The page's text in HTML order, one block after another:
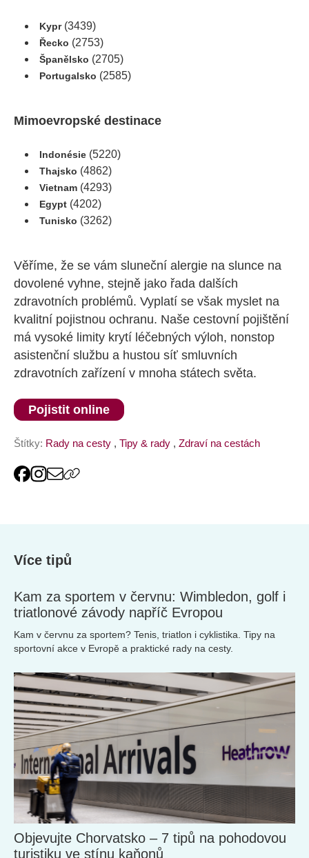
Kypr (3439)
Řecko (2753)
Španělsko (2705)
Portugalsko (2585)
Mimoevropské destinace
Indonésie (5220)
Thajsko (4862)
Vietnam (4293)
Egypt (4202)
Tunisko (3262)
Věříme, že se vám sluneční alergie na slunce na
dovolené vyhne, stejně jako řada dalších
zdravotních problémů. Vyplatí se však myslet na
kvalitní pojistnou ochranu. Naše cestovní pojištění
má vysoké limity krytí léčebných výloh, nonstop
asistenční službu a hustou síť smluvních
zdravotních zařízení v mnoha státech světa.
Pojistit online
Štítky: Rady na cesty , Tipy & rady , Zdraví na cestách
Více tipů
Kam za sportem v červnu: Wimbledon, golf i
triatlonové závody napříč Evropou
Kam v červnu za sportem? Tenis, triatlon i cyklistika. Tipy na
sportovní akce v Evropě a praktické rady na cesty.
Objevujte Chorvatsko – 7 tipů na pohodovou
turistiku ve stínu kaňonů